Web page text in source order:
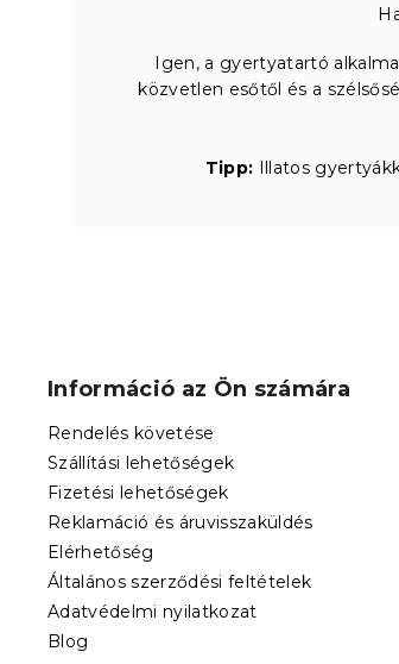
Igen, a gyertyatartó
közvetlen esőtől és a
Tipp: Illatos
Információ az Ön számára
Rendelés követése
Szállítási lehetőségek
Fizetési lehetőségek
Reklamáció és áruvisszaküldés
Elérhetőség
Általános szerződési feltételek
Adatvédelmi nyilatkozat
Blog